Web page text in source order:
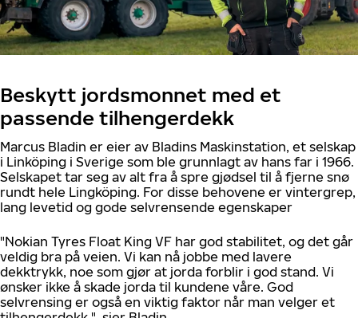
Beskytt jordsmonnet med et
passende tilhengerdekk
Marcus Bladin er eier av Bladins Maskinstation, et selskap
i Linköping i Sverige som ble grunnlagt av hans far i 1966.
Selskapet tar seg av alt fra å spre gjødsel til å fjerne snø
rundt hele Lingköping. For disse behovene er vintergrep,
lang levetid og gode selvrensende egenskaper
"Nokian Tyres Float King VF har god stabilitet, og det går
veldig bra på veien. Vi kan nå jobbe med lavere
dekktrykk, noe som gjør at jorda forblir i god stand. Vi
ønsker ikke å skade jorda til kundene våre. God
selvrensing er også en viktig faktor når man velger et